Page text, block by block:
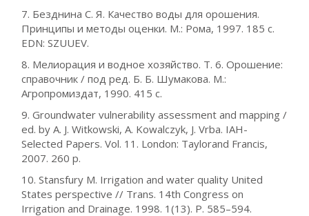
7. Безднина С. Я. Качество воды для орошения.
Принципы и методы оценки. М.: Рома, 1997. 185 с.
EDN: SZUUEV.
8. Мелиорация и водное хозяйство. Т. 6. Орошение:
справочник / под ред. Б. Б. Шумакова. М.:
Агропромиздат, 1990. 415 с.
9. Groundwater vulnerability assessment and mapping /
ed. by A. J. Witkowski, А. Kowalczyk, J. Vrba. IАН-
Selected Papers. Vol. 11. London: Taylorand Francis,
2007. 260 p.
10. Stansfury M. Irrigation and water quality United
States perspective // Trans. 14th Congress on
Irrigation and Drainage. 1998. 1(13). Р. 585–594.